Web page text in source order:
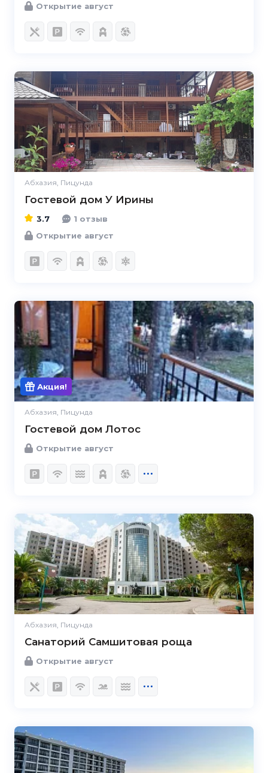
Открытие август
Абхазия, Пицунда
Гостевой дом У Ирины
3.7
3.7
1 отзыв
Открытие август
Акция!
Абхазия, Пицунда
Гостевой дом Лотос
Открытие август
Абхазия, Пицунда
Санаторий Самшитовая роща
Открытие август